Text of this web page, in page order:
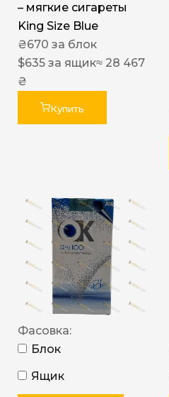
– мягкие сигареты
King Size Blue
₴670 за блок
$635 за ящик≈ 28 467
₴
Купить
Фасовка:
Блок
Ящик